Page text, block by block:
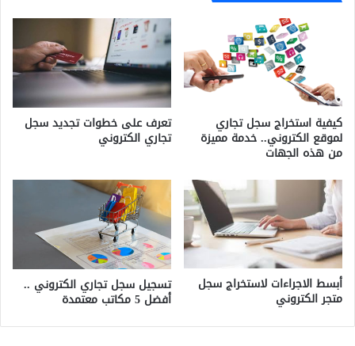
كيفية استخراج سجل تجاري
لموقع الكتروني.. خدمة مميزة
من هذه الجهات
تعرف على خطوات تجديد سجل
تجاري الكتروني
أبسط الاجراءات لاستخراج سجل
متجر الكتروني
تسجيل سجل تجاري الكتروني ..
أفضل 5 مكاتب معتمدة